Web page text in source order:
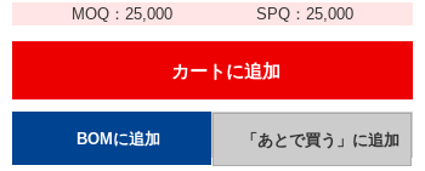
MOQ：25,000 SPQ： 25,000